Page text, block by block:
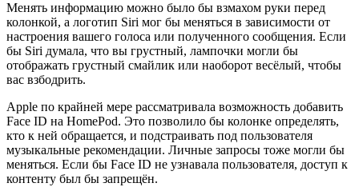
Менять информацию можно было бы взмахом руки перед
колонкой, а логотип Siri мог бы меняться в зависимости от
настроения вашего голоса или полученного сообщения. Если
бы Siri думала, что вы грустный, лампочки могли бы
отображать грустный смайлик или наоборот весёлый, чтобы
вас взбодрить.
Apple по крайней мере рассматривала возможность добавить
Face ID на HomePod. Это позволило бы колонке определять,
кто к ней обращается, и подстраивать под пользователя
музыкальные рекомендации. Личные запросы тоже могли бы
меняться. Если бы Face ID не узнавала пользователя, доступ к
контенту был бы запрещён.